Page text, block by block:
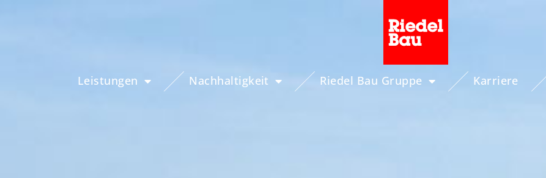
Leistungen Nachhaltigkeit Riedel Bau Gruppe Karriere